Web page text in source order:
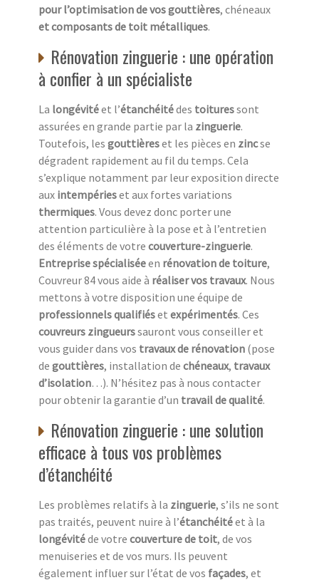
pour l’optimisation de vos gouttières, chéneaux
et composants de toit métalliques.
Rénovation zinguerie : une opération
à confier à un spécialiste
La longévitéet l’étanchéitédes toituressont
assurées en grande partie par la zinguerie.
Toutefois, les gouttièreset les pièces en zincse
dégradent rapidement au fil du temps. Cela
s’explique notamment par leur exposition directe
aux intempérieset aux fortes variations
thermiques. Vous devez donc porter une
attention particulière à la pose et à l’entretien
des éléments de votre couverture-zinguerie.
Entreprise spécialiséeen rénovation de toiture,
Couvreur 84 vous aide à réaliser vos travaux. Nous
mettons à votre disposition une équipe de
professionnels qualifiéset expérimentés. Ces
couvreurs zingueurssauront vous conseiller et
vous guider dans vos travaux de rénovation (pose
de gouttières, installation de chéneaux, travaux
d’isolation…). N’hésitez pas à nous contacter
pour obtenir la garantie d’un travail de qualité.
Rénovation zinguerie : une solution
efficace à tous vos problèmes
d’étanchéité
Les problèmes relatifs à la zinguerie, s’ils ne sont
pas traités, peuvent nuire à l’étanchéitéet à la
longévitéde votre couverture de toit, de vos
menuiseries et de vos murs. Ils peuvent
également influer sur l’état de vos façades, et